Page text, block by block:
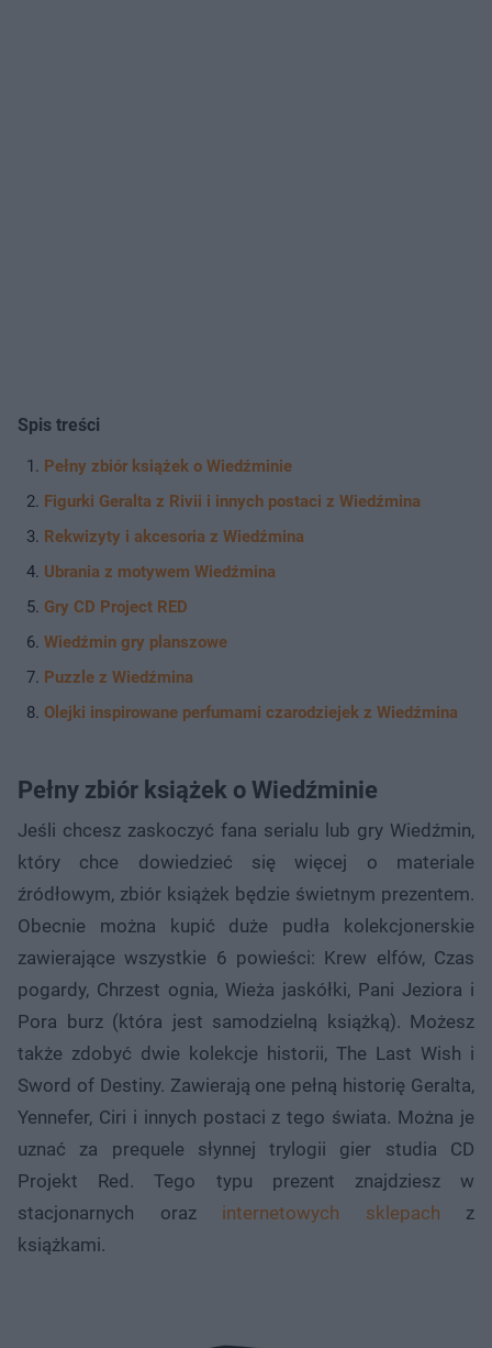
Spis treści
Pełny zbiór książek o Wiedźminie
Figurki Geralta z Rivii i innych postaci z Wiedźmina
Rekwizyty i akcesoria z Wiedźmina
Ubrania z motywem Wiedźmina
Gry CD Project RED
Wiedźmin gry planszowe
Puzzle z Wiedźmina
Olejki inspirowane perfumami czarodziejek z Wiedźmina
Pełny zbiór książek o Wiedźminie
Jeśli chcesz zaskoczyć fana serialu lub gry Wiedźmin,
który chce dowiedzieć się więcej o materiale
źródłowym, zbiór książek będzie świetnym prezentem.
Obecnie można kupić duże pudła kolekcjonerskie
zawierające wszystkie 6 powieści: Krew elfów, Czas
pogardy, Chrzest ognia, Wieża jaskółki, Pani Jeziora i
Pora burz (która jest samodzielną książką). Możesz
także zdobyć dwie kolekcje historii, The Last Wish i
Sword of Destiny. Zawierają one pełną historię Geralta,
Yennefer, Ciri i innych postaci z tego świata. Można je
uznać za prequele słynnej trylogii gier studia CD
Projekt Red. Tego typu prezent znajdziesz w
stacjonarnych orazinternetowych sklepach z
książkami.